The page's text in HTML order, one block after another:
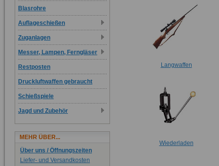
Langwaffen
Wiederladen
Blasrohre
Auflageschießen
Zuganlagen
Messer, Lampen, Ferngläser
Restposten
Druckluftwaffen gebraucht
Schießspiele
Jagd und Zubehör
MEHR ÜBER...
Über uns / Öffnungszeiten
Liefer- und Versandkosten